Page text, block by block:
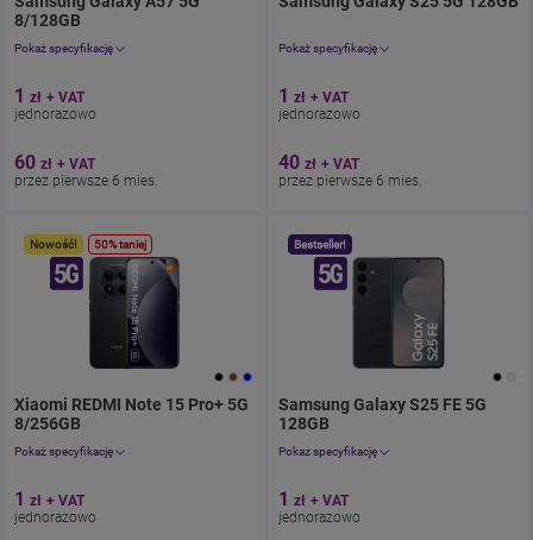
8/128GB
Pokaż specyfikację
Ekran 6.7''
Pamięć 128 GB
1 zł + VAT
jednorazowo
60 zł + VAT
przez pierwsze 6 mies.
Pokaż specyfikację
Ekran 6.2”
Pamięć 128 GB
1 zł + VAT
jednorazowo
40 zł + VAT
przez pierwsze 6 mies.
Nowość! 50% taniej
Xiaomi REDMI Note 15 Pro+ 5G
8/256GB . Cena jednorazowo 1.23złz umową 36.9zł miesięcznie.
Pokaż specyfikację
Ekran 6.83"
Pamięć 256 GB
1 zł + VAT
jednorazowo
Bestseller!
Samsung Galaxy S25 FE 5G
128GB
Pokaż specyfikację
Ekran 6.7''
Pamięć 128 GB
1 zł + VAT
jednorazowo